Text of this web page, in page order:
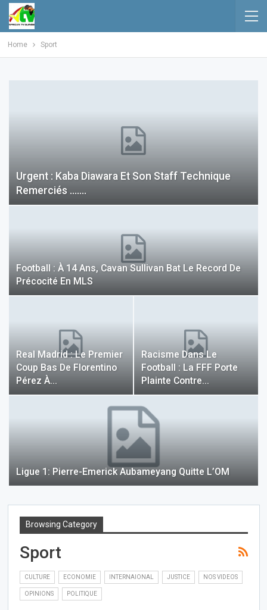
Home Sport
Urgent : Kaba Diawara Et Son Staff Technique
Remerciés …….
Football : À 14 Ans, Cavan Sullivan Bat Le Record De
Précocité En MLS
Real Madrid : Le Premier
Coup Bas De Florentino
Pérez À…
Racisme Dans Le
Football : La FFF Porte
Plainte Contre…
Ligue 1: Pierre-Emerick Aubameyang Quitte L’OM
Browsing Category
Sport
CULTURE ECONOMIE INTERNAIONAL JUSTICE NOS VIDEOS
OPINIONS POLITIQUE